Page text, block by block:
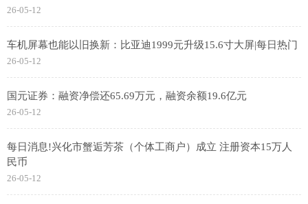
26-05-12
车机屏幕也能以旧换新：比亚迪1999元升级15.6寸大屏|每日热门
26-05-12
国元证券：融资净偿还65.69万元，融资余额19.6亿元
26-05-12
每日消息!兴化市蟹逅芳茶（个体工商户）成立 注册资本15万人
民币
26-05-12